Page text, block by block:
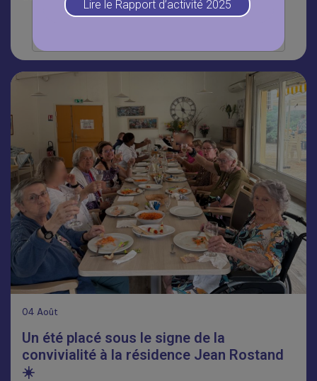
04 Août
Un été placé sous le signe de la
convivialité à la résidence Jean Rostand
☀️
Lire le Rapport d’activité 2025